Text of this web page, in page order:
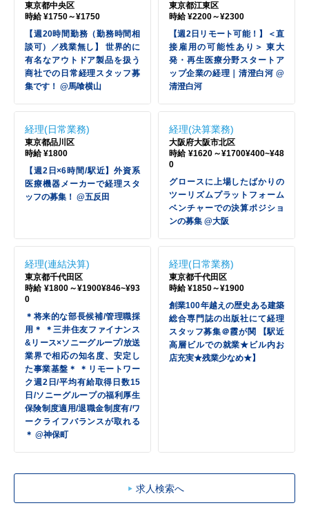
東京都中央区
時給 ¥1750～¥1750
【週20時間勤務（勤務時間相
談可）／残業無し】 世界的に
有名なアウトドア製品を扱う
商社での日常経理スタッフ募
集です！ @馬喰横山
東京都江東区
時給 ¥2200～¥2300
【週2日リモート可能！】＜直
接雇用の可能性あり＞ 東大
発・再生医療分野スタートア
ップ企業の経理｜清澄白河 @
清澄白河
経理(日常業務)
東京都品川区
時給 ¥1800
【週2日×6時間/駅近】外資系
医療機器メーカーで経理スタ
ッフの募集！ @五反田
経理(決算業務)
大阪府大阪市北区
時給 ¥1620～¥1700¥400~¥48
0
グロースに上場したばかりの
ツーリズムプラットフォーム
ベンチャーでの決算ポジショ
ンの募集 @大阪
経理(連結決算)
東京都千代田区
時給 ¥1800～¥1900¥846~¥93
0
＊将来的な部長候補/管理職採
用＊ ＊三井住友ファイナンス
&リース×ソニーグループ/放送
業界で相応の知名度、安定し
た事業基盤＊ ＊リモートワー
ク週2日/平均有給取得日数15
日/ソニーグループの福利厚生
保険制度適用/退職金制度有/ワ
ークライフバランスが取れる
＊ @神保町
経理(日常業務)
東京都千代田区
時給 ¥1850～¥1900
創業100年越えの歴史ある建築
総合専門誌の出版社にて経理
スタッフ募集＠霞が関 【駅近
高層ビルでの就業★ビル内お
店充実★残業少なめ★】
求人検索へ